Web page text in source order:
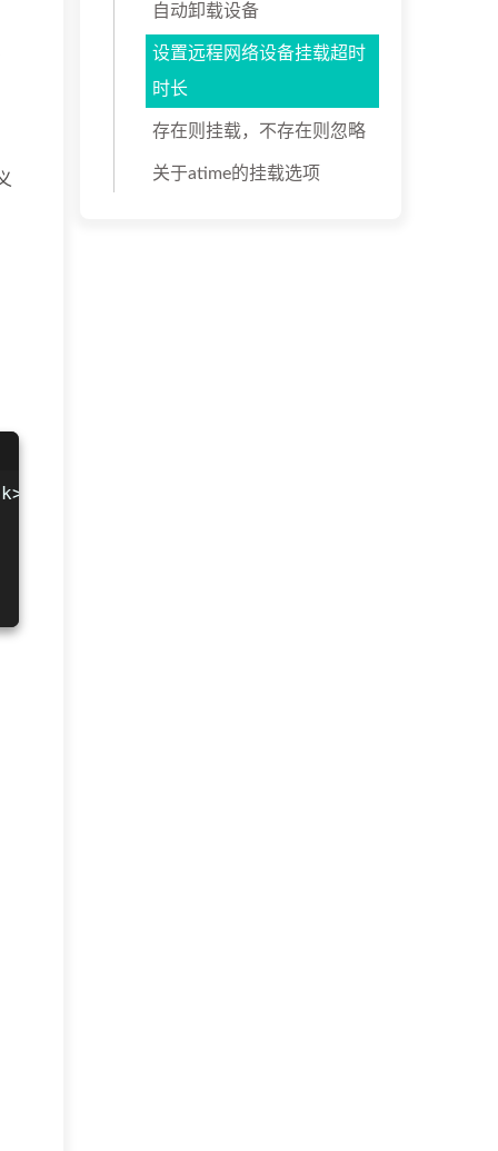
自动卸载设备
设置远程网络设备挂载超时
时长
存在则挂载，不存在则忽略
关于atime的挂载选项